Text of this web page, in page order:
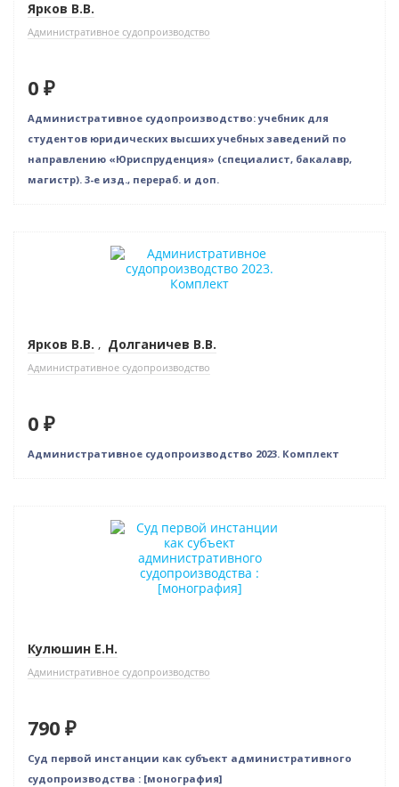
Ярков В.В.
Административное судопроизводство
0 ₽
Административное судопроизводство: учебник для
студентов юридических высших учебных заведений по
направлению «Юриспруденция» (специалист, бакалавр,
магистр). 3-е изд., перераб. и доп.
Ярков В.В. , Долганичев В.В.
Административное судопроизводство
0 ₽
Админиcтративное судопроизводство 2023. Комплект
Кулюшин Е.Н.
Административное судопроизводство
790 ₽
Суд первой инстанции как субъект административного
судопроизводства : [монография]